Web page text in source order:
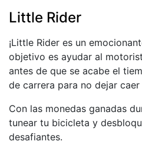
Little Rider
¡Little Rider es un
objetivo es ayudar al
antes de que se acabe el
de carrera para no dejar
Con las monedas ganadas
tunear tu bicicleta y
desafiantes.